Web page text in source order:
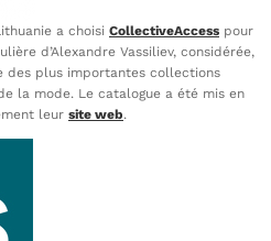
a choisi CollectiveAccess pour
d’Alexandre Vassiliev, considérée,
des plus importantes collections
la mode. Le catalogue a été mis en
leur site web.